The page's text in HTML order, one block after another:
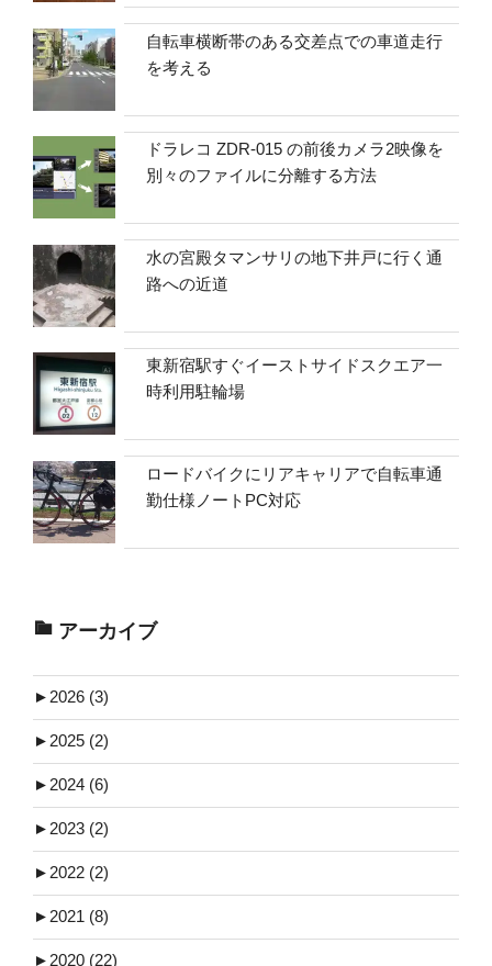
自転車横断帯のある交差点での車道走行
を考える
ドラレコ ZDR-015 の前後カメラ2映像を
別々のファイルに分離する方法
水の宮殿タマンサリの地下井戸に行く通
路への近道
東新宿駅すぐイーストサイドスクエア一
時利用駐輪場
ロードバイクにリアキャリアで自転車通
勤仕様ノートPC対応
アーカイブ
► 2026 (3)
► 2025 (2)
► 2024 (6)
► 2023 (2)
► 2022 (2)
► 2021 (8)
► 2020 (22)